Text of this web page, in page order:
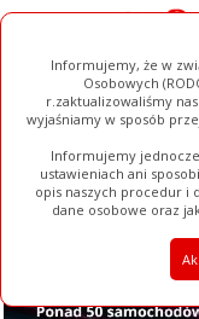
Informujemy, że w
Osobowych
r.zaktualizowaliśmy
wyjaśniamy w sposób
Informujemy
ustawieniach ani
opis naszych procedur i
dane osobowe oraz
Ogłoszenia Filmy